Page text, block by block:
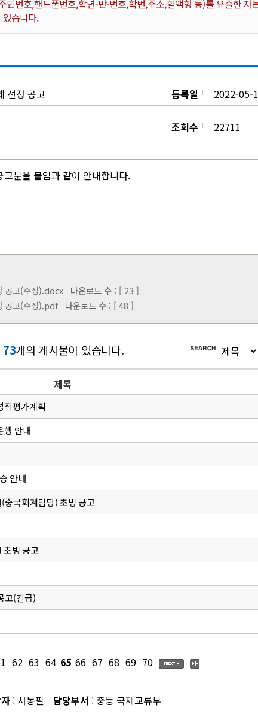
번호,핸드폰번호,학년-반-번호,학번,주소,혈액형 등)를 유출한 자
습니다.
선정 공고 등록일 2022-05-
조회수 22711
문을 붙임과 같이 안내합니다.
공고(수정).docx다운로드 수 : [ 23 ]
공고(수정).pdf다운로드 수 : [ 48 ]
73개의 게시물이 있습니다.
제목
적평가계획
행 안내
안내
중국회계담당) 초빙 공고
초빙 공고
고(긴급)
62 63 64 65 66 67 68 69 70
: 서동필 담당부서 : 중등 국제교류부